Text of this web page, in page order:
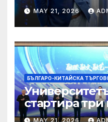
чрез
MAY 21, 2026
БЪЛГАРО-КИТАЙСКА
стартира
за обучение
MAY 21, 2026